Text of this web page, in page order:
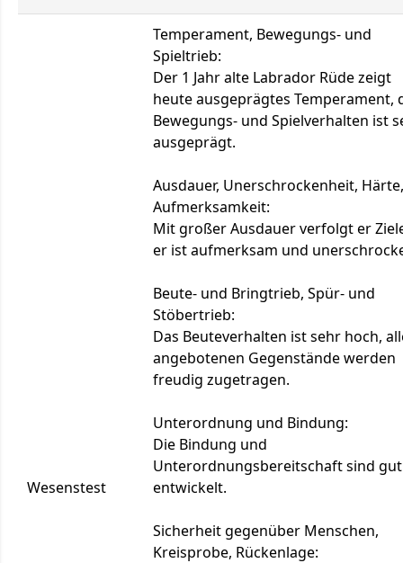
Wesenstest
Temperament, Bewegungs- und
Spieltrieb:
Der 1 Jahr alte Labrador Rüde zeigt
heute ausgeprägtes Temperament,
Bewegungs- und Spielverhalten ist
ausgeprägt.
Ausdauer, Unerschrockenheit, Härte,
Aufmerksamkeit:
Mit großer Ausdauer verfolgt er
er ist aufmerksam und
Beute- und Bringtrieb, Spür- und
Stöbertrieb:
Das Beuteverhalten ist sehr hoch,
angebotenen Gegenstände werden
freudig zugetragen.
Unterordnung und Bindung:
Die Bindung und
Unterordnungsbereitschaft sind gut
entwickelt.
Sicherheit gegenüber Menschen,
Kreisprobe, Rückenlage: